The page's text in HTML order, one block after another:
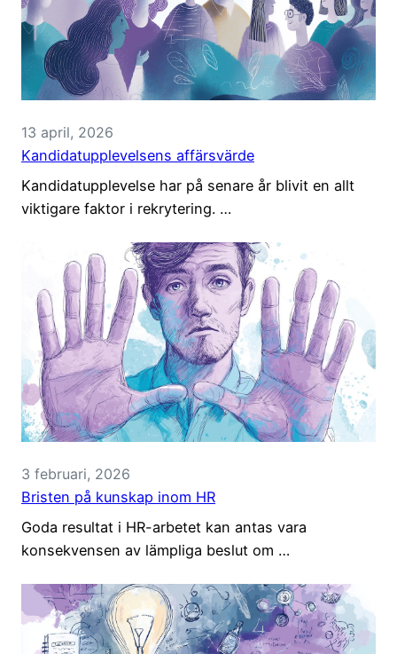
13 april, 2026
Kandidatupplevelsens affärsvärde
Kandidatupplevelse har på senare år blivit en allt
viktigare faktor i rekrytering. …
3 februari, 2026
Bristen på kunskap inom HR
Goda resultat i HR-arbetet kan antas vara
konsekvensen av lämpliga beslut om …